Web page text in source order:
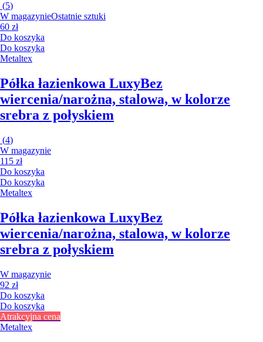
(5)
W magazynieOstatnie sztuki
60 zł
Do koszyka
Do koszyka
Metaltex
Półka łazienkowa LuxyBez
wiercenia/narożna, stalowa, w kolorze
srebra z połyskiem
(4)
W magazynie
115 zł
Do koszyka
Do koszyka
Metaltex
Półka łazienkowa LuxyBez
wiercenia/narożna, stalowa, w kolorze
srebra z połyskiem
W magazynie
92 zł
Do koszyka
Do koszyka
Atrakcyjna cena
Metaltex